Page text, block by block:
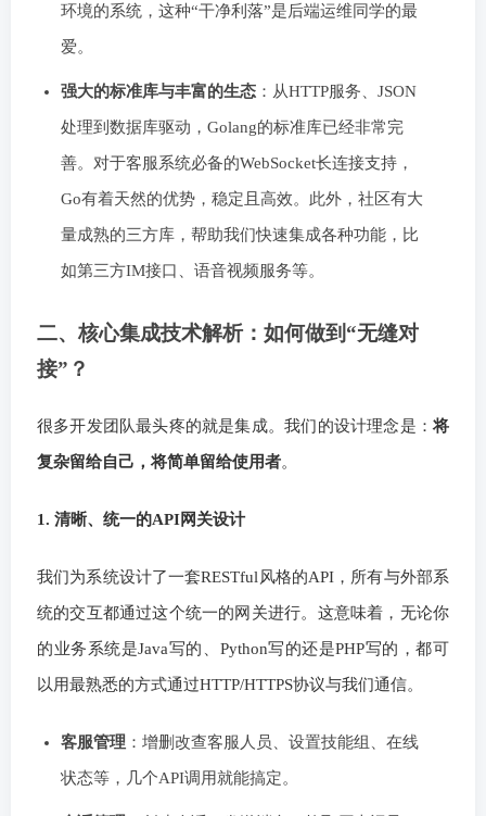
环境的系统，这种“干净利落”是后端运维同学的最
爱。
强大的标准库与丰富的生态 ：从HTTP服务、JSON
处理到数据库驱动，Golang的标准库已经非常完
善。对于客服系统必备的WebSocket长连接支持，
Go有着天然的优势，稳定且高效。此外，社区有大
量成熟的三方库，帮助我们快速集成各种功能，比
如第三方IM接口、语音视频服务等。
二、核心集成技术解析：如何做到“无缝对
接”？
很多开发团队最头疼的就是集成。我们的设计理念是：将
复杂留给自己，将简单留给使用者。
1. 清晰、统一的API网关设计
我们为系统设计了一套RESTful风格的API，所有与外部系
统的交互都通过这个统一的网关进行。这意味着，无论你
的业务系统是Java写的、Python写的还是PHP写的，都可
以用最熟悉的方式通过HTTP/HTTPS协议与我们通信。
客服管理 ：增删改查客服人员、设置技能组、在线
状态等，几个API调用就能搞定。